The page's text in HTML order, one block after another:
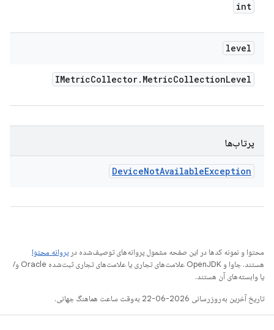
int
level
IMetricCollector. MetricCollectionLevel
پرتاب‌ها
DeviceNotAvailableException
محتوا و نمونه کدها در این صفحه مشمول پروانه‌های توصیف‌شده در پروانه محتوا
هستند. جاوا و OpenJDK علامت‌های تجاری یا علامت‌های تجاری ثبت‌شده Oracle و/
یا وابسته‌های آن هستند.
تاریخ آخرین به‌روزرسانی 2026-06-22 به‌وقت ساعت هماهنگ جهانی.